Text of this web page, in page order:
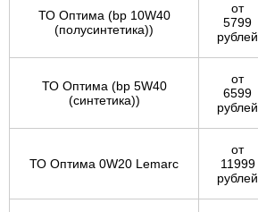
ТО Оптима (bp 10W40
(полусинтетика))
от
5799
рублей
ТО Оптима (bp 5W40
(синтетика))
от
6599
рублей
ТО Оптима 0W20 Lemarc
от
11999
рублей